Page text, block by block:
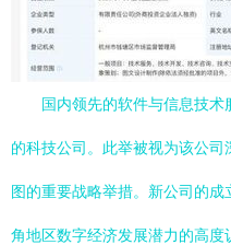
国内领先的软件与信息技
的科技公司。此举被视为该公
图的重要战略举措。新公司的
角地区数字经济发展潜力的高